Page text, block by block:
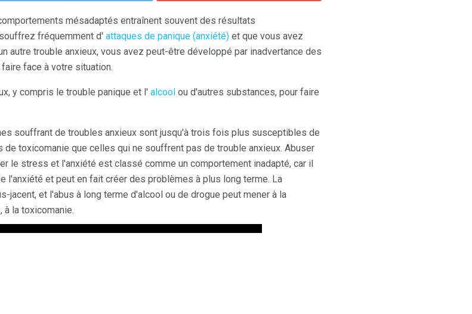
mésadaptés entraînent souvent des résultats
fréquemment d' attaques de panique (anxiété) et que vous avez
autre trouble anxieux, vous avez peut-être développé par inadvertance des
face à votre situation.
y compris le trouble panique et l' alcool ou d'autres substances, pour faire
souffrant de troubles anxieux sont jusqu'à trois fois plus susceptibles de
toxicomanie que celles qui ne souffrent pas de trouble anxieux. Abuser
le stress et l'anxiété est classé comme un comportement inadapté, car il
l'anxiété et peut en fait créer des problèmes à plus long terme. La
jacent, et l'abus à long terme d'alcool ou de drogue peut mener à la
à la toxicomanie.